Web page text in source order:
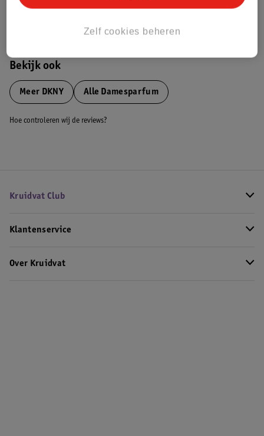
Bekijk ook
Meer DKNY Alle Damesparfum
Hoe controleren wij de reviews?
Kruidvat Club
Klantenservice
Over Kruidvat
Zelf cookies beheren